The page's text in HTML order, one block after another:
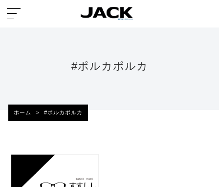
#ポルカポルカ
ホーム > #ポルカポルカ